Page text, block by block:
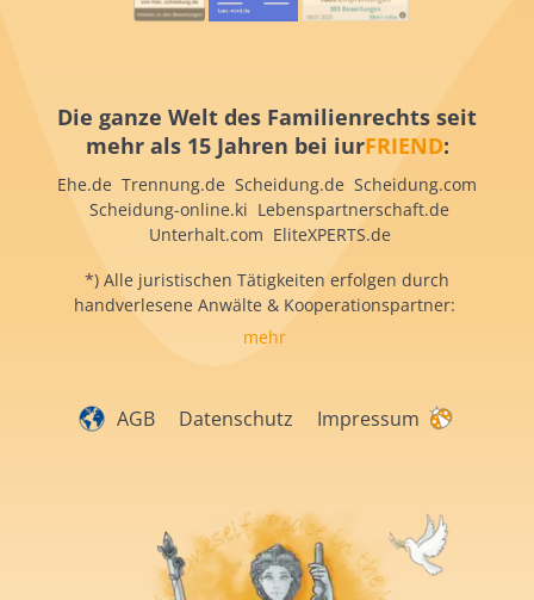
Die ganze Welt des Familienrechts seit
mehr als 15 Jahren bei iurFRIEND:
Ehe.de Trennung.de Scheidung.de Scheidung.com
Scheidung-online.ki Lebenspartnerschaft.de
Unterhalt.com EliteXPERTS.de
*) Alle juristischen Tätigkeiten erfolgen durch
handverlesene Anwälte & Kooperationspartner:
mehr
AGB Datenschutz Impressum